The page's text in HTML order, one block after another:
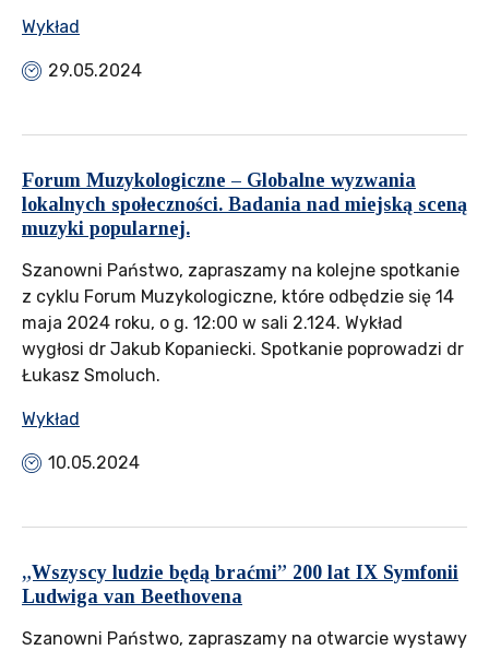
Wykład
29.05.2024
Forum Muzykologiczne – Globalne wyzwania
lokalnych społeczności. Badania nad miejską sceną
muzyki popularnej.
Szanowni Państwo, zapraszamy na kolejne spotkanie
z cyklu Forum Muzykologiczne, które odbędzie się 14
maja 2024 roku, o g. 12:00 w sali 2.124. Wykład
wygłosi dr Jakub Kopaniecki. Spotkanie poprowadzi dr
Łukasz Smoluch.
Wykład
10.05.2024
„Wszyscy ludzie będą braćmi” 200 lat IX Symfonii
Ludwiga van Beethovena
Szanowni Państwo, zapraszamy na otwarcie wystawy